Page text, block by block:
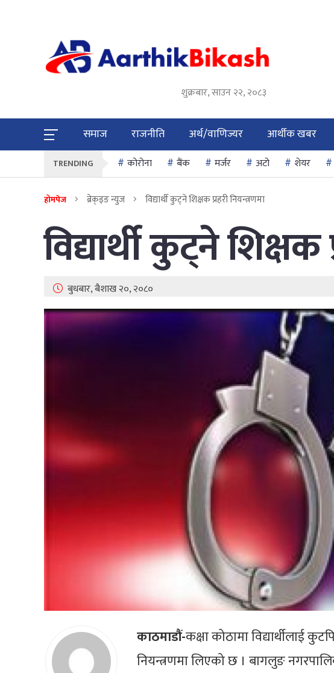
शुक्रबार, साउन २२, २०८३
समाज राजनीति अर्थ/वाणिज्यर आर्थीक खबर
TRENDING कोरोना बैंक मर्जर अटो शेयर
होमपेज ब्रेक्इङ न्युज विद्यार्थी कुट्ने शिक्षक प्रहरी नियन्त्रणमा
विद्यार्थी कुट्ने शिक्षक
बुधबार, बैशाख २०, २०८०
काठमाडौं-कक्षा कोठामा विद्यार्थीलाई
नियन्त्रणमा लिएको छ । बागलुङ